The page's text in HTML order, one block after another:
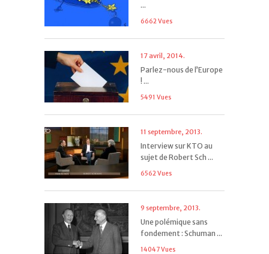
...
6662 Vues
17 avril, 2014.
Parlez-nous de l’Europe
! ...
5491 Vues
11 septembre, 2013.
Interview sur KTO au
sujet de Robert Sch ...
6562 Vues
9 septembre, 2013.
Une polémique sans
fondement : Schuman ...
14047 Vues